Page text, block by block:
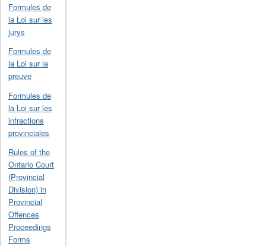
Formules de
la Loi sur les
jurys
Formules de
la Loi sur la
preuve
Formules de
la Loi sur les
infractions
provinciales
Rules of the
Ontario Court
(Provincial
Division) in
Provincial
Offences
Proceedings
Forms